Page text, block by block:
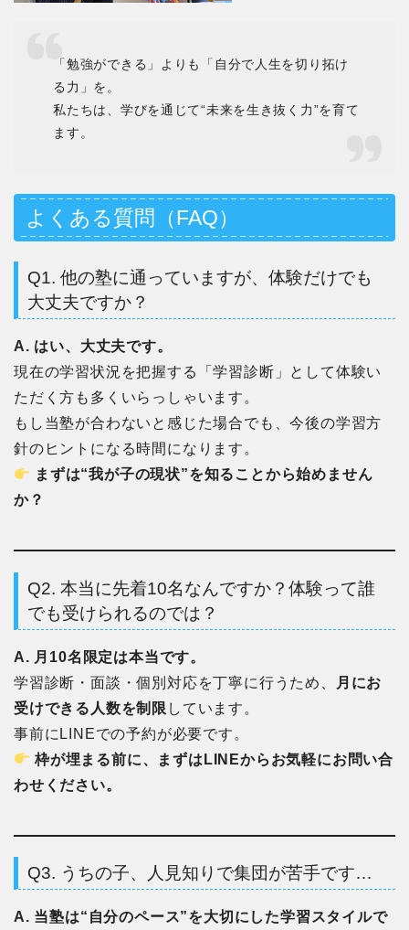
「勉強ができる」よりも「自分で人生を切り拓け
る力」を。
私たちは、学びを通じて“未来を生き抜く力”を育て
ます。
よくある質問（FAQ）
Q1. 他の塾に通っていますが、体験だけでも
大丈夫ですか？
A. はい、大丈夫です。
現在の学習状況を把握する「学習診断」として体験い
ただく方も多くいらっしゃいます。
もし当塾が合わないと感じた場合でも、今後の学習方
針のヒントになる時間になります。
まずは“我が子の現状”を知ることから始めません
か？
Q2. 本当に先着10名なんですか？体験って誰
でも受けられるのでは？
A. 月10名限定は本当です。
学習診断・面談・個別対応を丁寧に行うため、
月にお
受けできる人数を制限 しています。
事前にLINEでの予約が必要です。
枠が埋まる前に、まずはLINEからお気軽にお問い合
わせください。
Q3. うちの子、人見知りで集団が苦手です…
A. 当塾は“自分のペース”を大切にした学習スタイルで